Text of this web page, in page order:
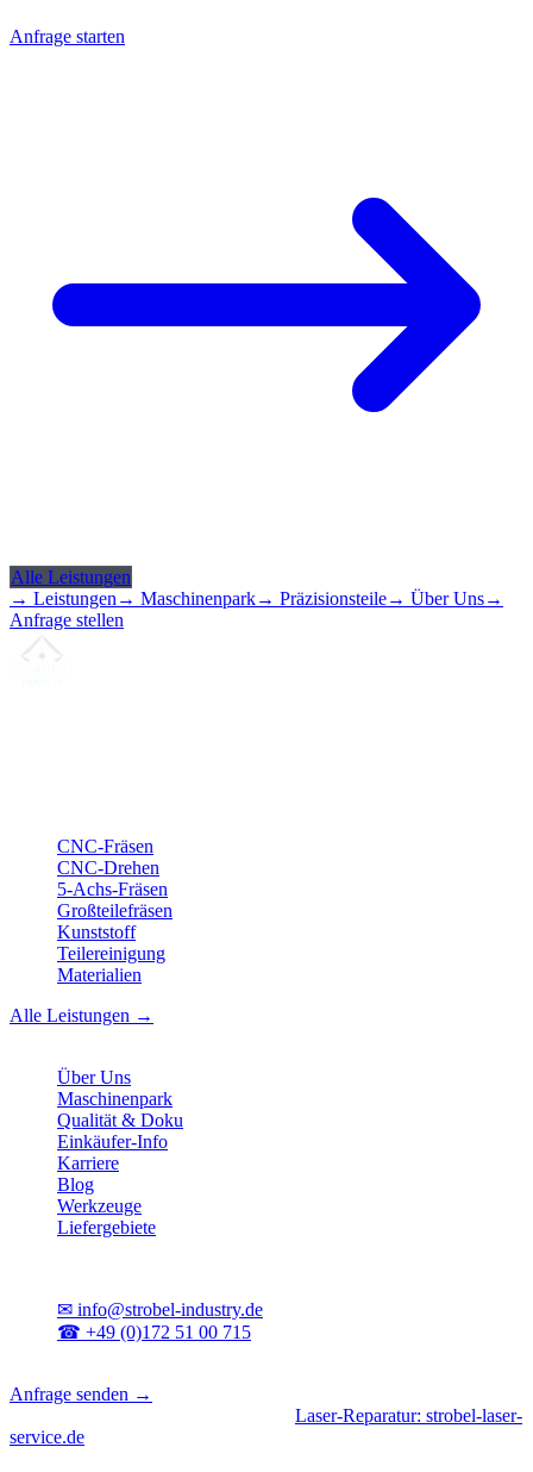
Anfrage starten
Alle Leistungen
→ Leistungen → Maschinenpark→ Präzisionsteile→ Über Uns→
Anfrage stellen
CNC-Fräsen
CNC-Drehen
5-Achs-Fräsen
Großteilefräsen
Kunststoff
Teilereinigung
Materialien
Alle Leistungen →
Über Uns
Maschinenpark
Qualität & Doku
Einkäufer-Info
Karriere
Blog
Werkzeuge
Liefergebiete
✉ info@strobel-industry.de
☎ +49 (0)172 51 00 715
Anfrage senden →
Laser-Reparatur: strobel-laser-
service.de